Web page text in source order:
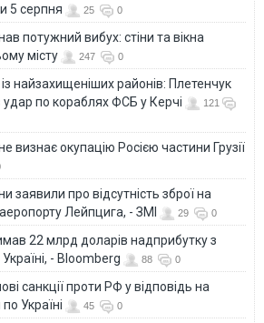
5 серпня
25 0
потужний вибух: стіни та вікна
місту
247 0
найзахищеніших районів: Плетенчук
по кораблях ФСБ у Керчі
121
визнає окупацію Росією частини Грузії
заявили про відсутність зброї на
Лейпцига, - ЗМІ
29 0
22 млрд доларів надприбутку з
- Bloomberg
88 0
санкції проти РФ у відповідь на
Україні
45 0